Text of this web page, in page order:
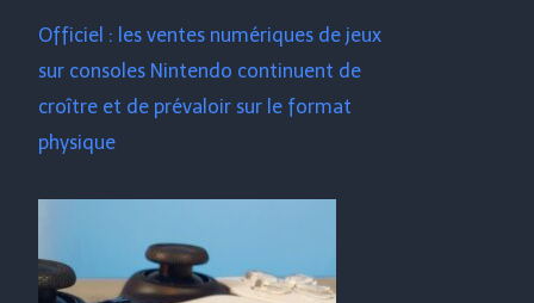
Officiel : les ventes numériques de jeux
sur consoles Nintendo continuent de
croître et de prévaloir sur le format
physique